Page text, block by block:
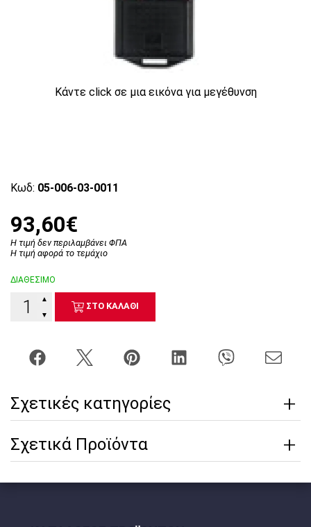
Κάντε click σε μια εικόνα για μεγέθυνση
Κωδ: 05-006-03-0011
93,60€
Η τιμή δεν περιλαμβάνει ΦΠΑ
Η τιμή αφορά το τεμάχιο
ΔΙΑΘΕΣΙΜΟ
▼
▲
ΣΤΟ ΚΑΛΑΘΙ
Σχετικές κατηγορίες
Σχετικά Προϊόντα